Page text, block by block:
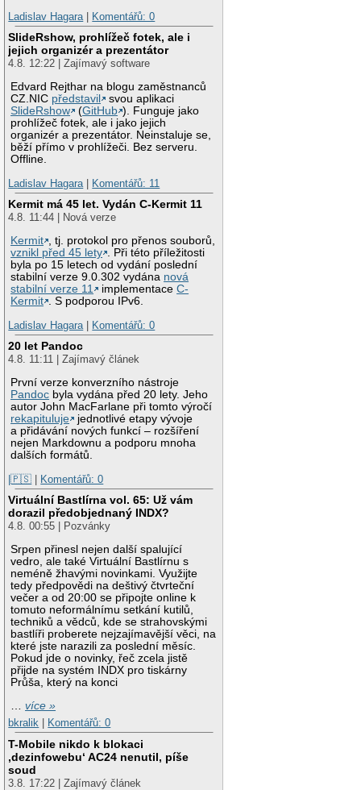
Ladislav Hagara | Komentářů: 0
SlideRshow, prohlížeč fotek, ale i
jejich organizér a prezentátor
4.8. 12:22 | Zajímavý software
Edvard Rejthar na blogu zaměstnanců
CZ.NIC představil
svou aplikaci
SlideRshow
(GitHub ). Funguje jako
prohlížeč fotek, ale i jako jejich
organizér a prezentátor. Neinstaluje se,
běží přímo v prohlížeči. Bez serveru.
Offline.
Ladislav Hagara | Komentářů: 11
Kermit má 45 let. Vydán C-Kermit 11
4.8. 11:44 | Nová verze
Kermit , tj. protokol pro přenos souborů,
vznikl před 45 lety . Při této příležitosti
byla po 15 letech od vydání poslední
stabilní verze 9.0.302 vydána nová
stabilní verze 11
implementaceC-
Kermit . S podporou IPv6.
Ladislav Hagara | Komentářů: 0
20 let Pandoc
4.8. 11:11 | Zajímavý článek
První verze konverzního nástroje
Pandoc byla vydána před 20 lety. Jeho
autor John MacFarlane při tomto výročí
rekapituluje
jednotlivé etapy vývoje
a přidávání nových funkcí – rozšíření
nejen Markdownu a podporu mnoha
dalších formátů.
|🇵🇸 | Komentářů: 0
Virtuální Bastlírna vol. 65: Už vám
dorazil předobjednaný INDX?
4.8. 00:55 | Pozvánky
Srpen přinesl nejen další spalující
vedro, ale také Virtuální Bastlírnu s
neméně žhavými novinkami. Využijte
tedy předpovědi na deštivý čtvrteční
večer a od 20:00 se připojte online k
tomuto neformálnímu setkání kutilů,
techniků a vědců, kde se strahovskými
bastlíři proberete nejzajímavější věci, na
které jste narazili za poslední měsíc.
Pokud jde o novinky, řeč zcela jistě
přijde na systém INDX pro tiskárny
Průša, který na konci
…více »
bkralik
Komentářů: 0
T-Mobile nikdo k blokaci
‚dezinfowebu‘ AC24 nenutil, píše
soud
3.8. 17:22 | Zajímavý článek